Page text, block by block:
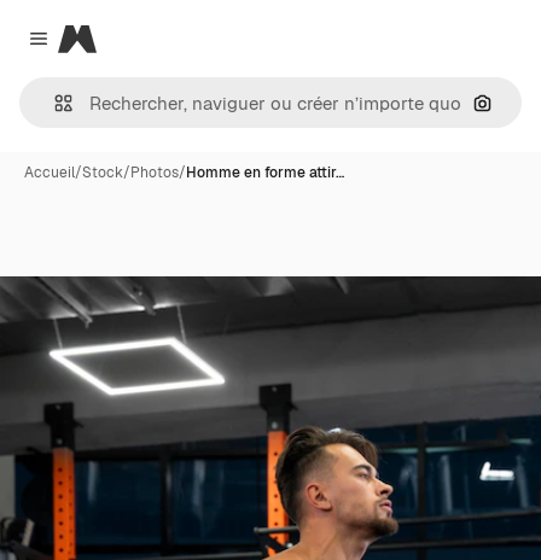
Close menu
Magnific
Accueil/Stock/Photos/Homme en forme attir…